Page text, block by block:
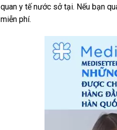
quan y tế nước sở tại. Nếu bạn
miễn phí.